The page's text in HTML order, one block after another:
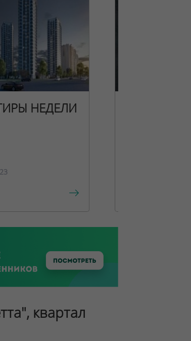
НЕДЕЛИ
квартал